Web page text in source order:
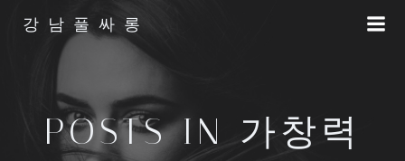
강남풀싸롱
POSTS IN 가창력